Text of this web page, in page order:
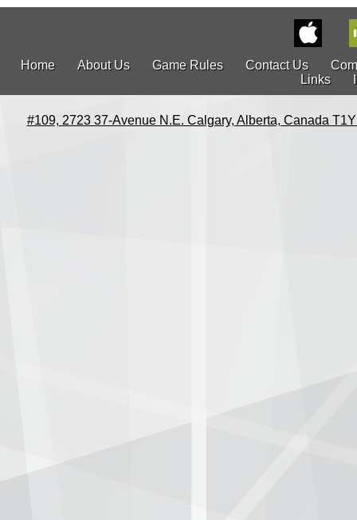
Home About Us Game Rules Contact Us
Links
#109, 2723 37-Avenue N.E. Calgary, Alberta, Canada